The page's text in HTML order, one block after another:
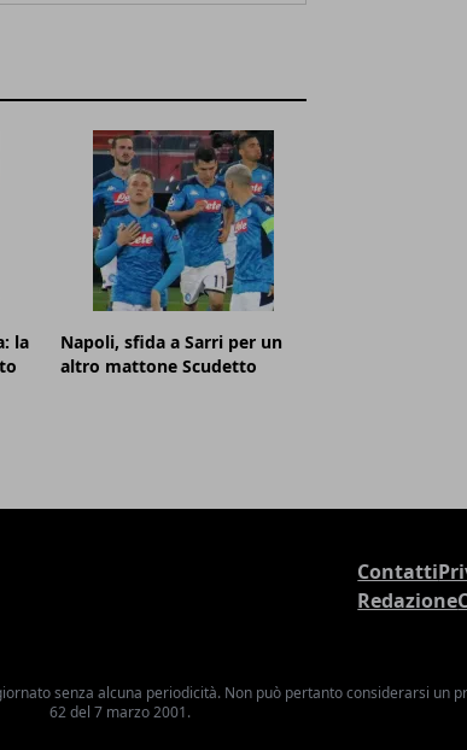
la
Napoli, sfida a Sarri per un
altro mattone Scudetto
Contatti
Redazione
senza alcuna periodicità. Non può pertanto considerarsi un
62 del 7 marzo 2001.